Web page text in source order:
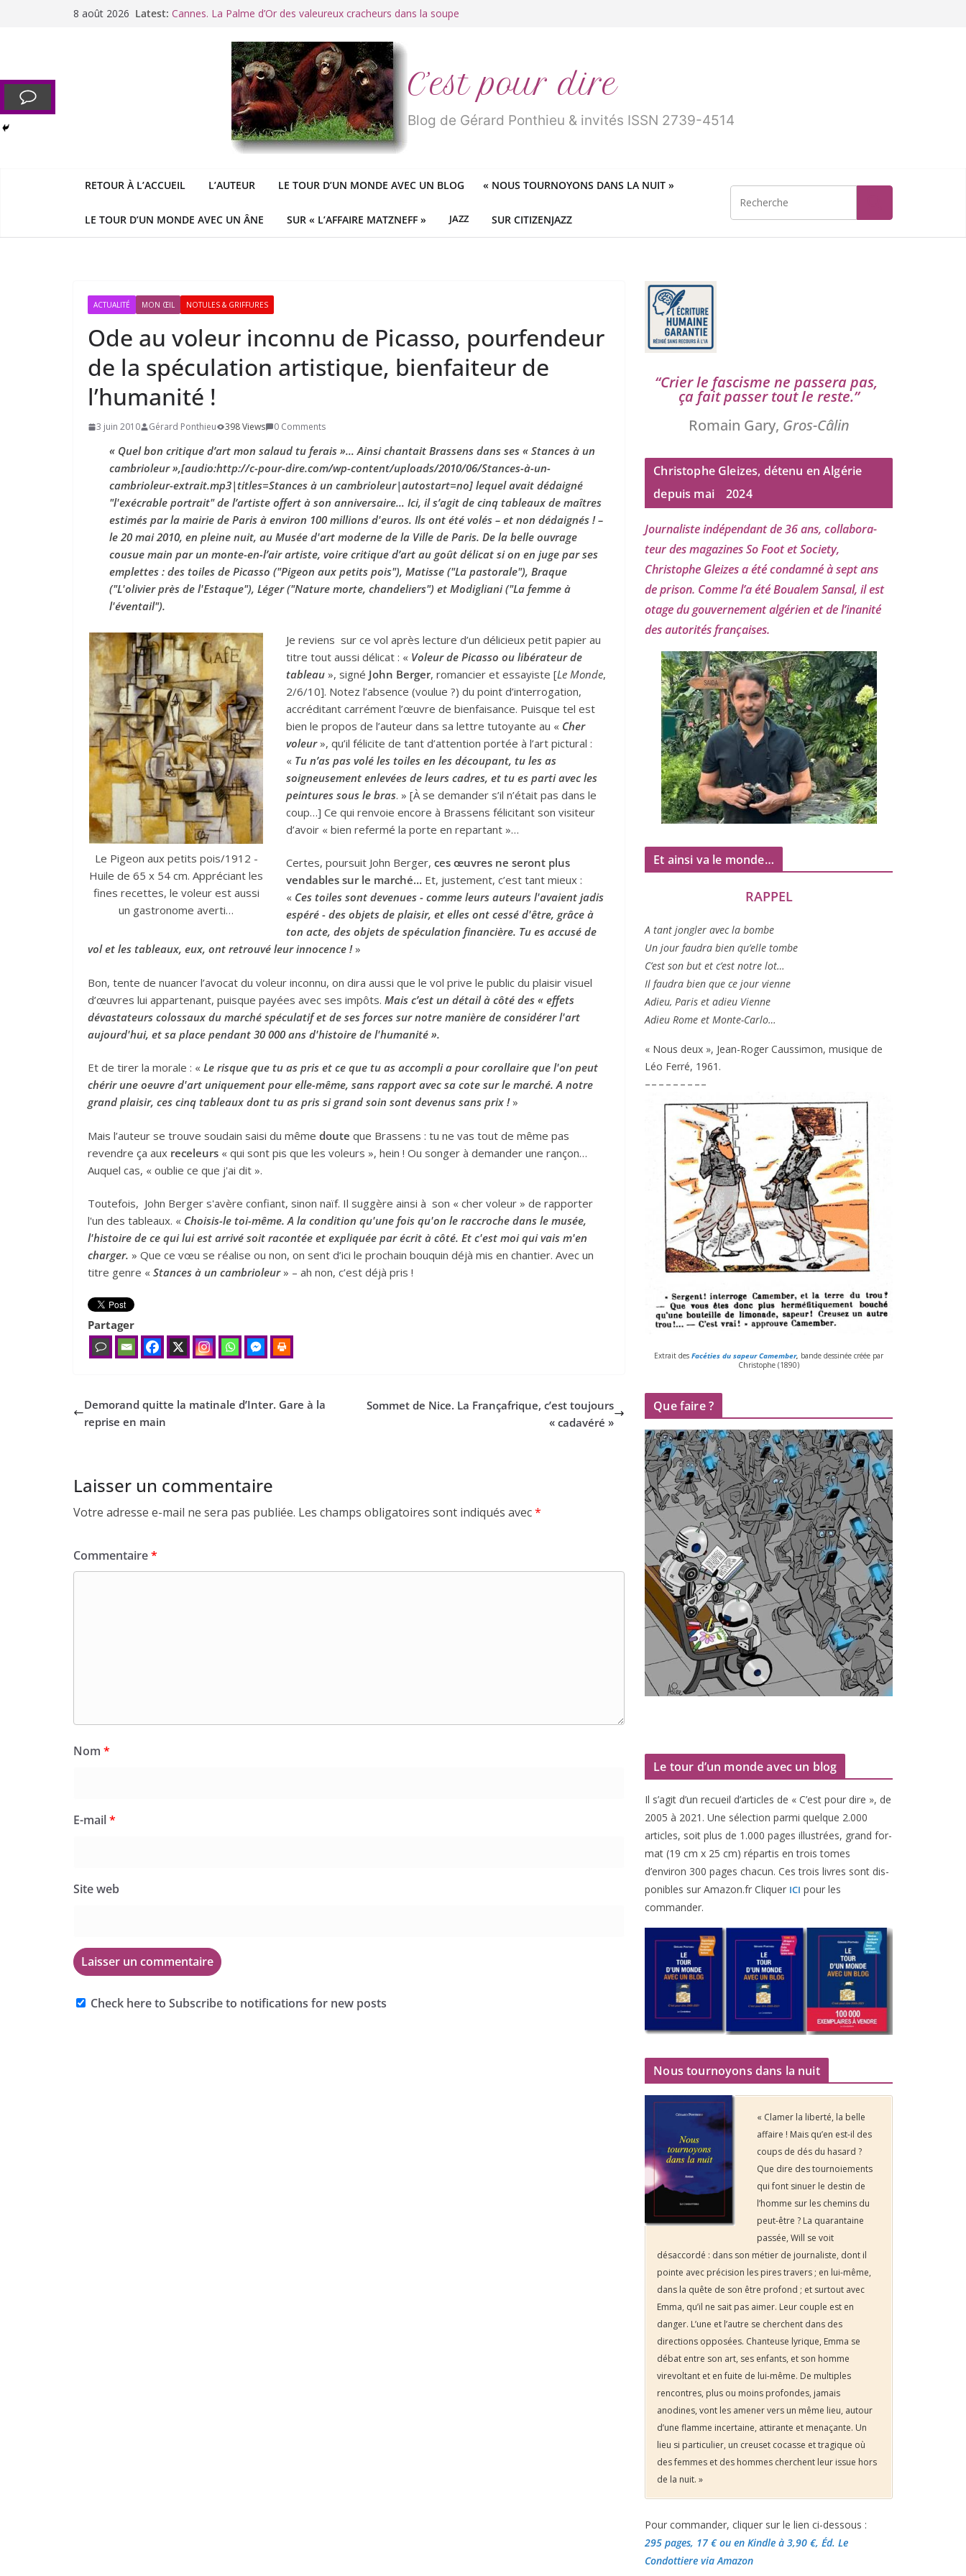
8 août 2026 Latest: Cannes. La Palme d’Or des valeureux cracheurs dans la soupe
Racisme. Moi, Picard-Marseillais traité de « blanc de merde » !
George : « Le meilleur des mondes » ou «
Le patriarcat », bouc émissaire des féministes idéologiquesC’est pour dire
Blog de Gérard Ponthieu & invités ISSN 2739-4514
RETOUR À L’ACCUEIL L’AUTEUR LE TOUR D’UN MONDE AVEC UN BLOG « NOUS TOURNOYONS DANS LA NUIT »
LE TOUR D’UN MONDE AVEC UN ÂNE SUR « L’AFFAIRE MATZNEFF » JAZZ SUR CITIZENJAZZ
ACTUALITÉ MON ŒIL NOTULES & GRIFFURES
Ode au voleur inconnu de Picasso, pourfendeur
de la spéculation artistique, bienfaiteur de
l’humanité !
3 juin 2010 Gérard Ponthieu 398 Views 0 Comments
« Quel bon critique d’art mon salaud tu ferais »… Ainsi chantait Brassens dans ses « Stances à un
cambrioleur»,[audio:http://c-pour-dire.com/wp-content/uploads/2010/06/Stances-à-un-
cambrioleur-extrait.mp3|titles=Stances à un cambrioleur|autostart=no] lequel avait dédaigné
"l'exécrable portrait" de l’artiste offert à son anniversaire… Ici, il s’agit de cinq tableaux de maîtres
estimés par la mairie de Paris à environ 100 millions d'euros. Ils ont été volés – et non dédaignés ! –
le 20 mai 2010, en pleine nuit, au Musée d'art moderne de la Ville de Paris. De la belle ouvrage
cousue main par un monte-en-l’air artiste, voire critique d’art au goût délicat si on en juge par ses
emplettes : des toiles de Picasso ("Pigeon aux petits pois"), Matisse ("La pastorale"), Braque
("L'olivier près de l'Estaque"), Léger ("Nature morte, chandeliers") et Modigliani ("La femme à
l'éventail").
Le Pigeon aux petits pois/1912 -
Huile de 65 x 54 cm. Appréciant les
fines recettes, le voleur est aussi
un gastronome averti…
Je reviens sur ce vol après lecture d’un délicieux petit papier au
titre tout aussi délicat : « Voleur de Picasso ou libérateur de
tableau », signé John Berger, romancier et essayiste [Le Monde,
2/6/10]. Notez l’absence (voulue ?) du point d’interrogation,
accréditant carrément l’œuvre de bienfaisance. Puisque tel est
bien le propos de l’auteur dans sa lettre tutoyante au « Cher
voleur», qu’il félicite de tant d’attention portée à l’art pictural :
« Tu n’as pas volé les toiles en les découpant, tu les as
soigneusement enlevées de leurs cadres, et tu es parti avec les
peintures sous le bras. » [À se demander s’il n’était pas dans le
coup…] Ce qui renvoie encore à Brassens félicitant son visiteur
d’avoir « bien refermé la porte en repartant »…
Certes, poursuit John Berger, ces œuvres ne seront plus
vendables sur le marché… Et, justement, c’est tant mieux :
« Ces toiles sont devenues - comme leurs auteurs l'avaient jadis
espéré - des objets de plaisir, et elles ont cessé d'être, grâce à
ton acte, des objets de spéculation financière. Tu es accusé de
vol et les tableaux, eux, ont retrouvé leur innocence !»
Bon, tente de nuancer l’avocat du voleur inconnu, on dira aussi que le vol prive le public du plaisir visuel
d’œuvres lui appartenant, puisque payées avec ses impôts. Mais c’est un détail à côté des « effets
dévastateurs colossaux du marché spéculatif et de ses forces sur notre manière de considérer l'art
aujourd'hui, et sa place pendant 30 000 ans d'histoire de l'humanité ».
Et de tirer la morale : « Le risque que tu as pris et ce que tu as accompli a pour corollaire que l'on peut
chérir une oeuvre d'art uniquement pour elle-même, sans rapport avec sa cote sur le marché. A notre
grand plaisir, ces cinq tableaux dont tu as pris si grand soin sont devenus sans prix ! »
Mais l’auteur se trouve soudain saisi du même doute que Brassens : tu ne vas tout de même pas
revendre ça aux receleurs « qui sont pis que les voleurs », hein ! Ou songer à demander une rançon…
Auquel cas, « oublie ce que j'ai dit ».
Toutefois, John Berger s'avère confiant, sinon naïf. Il suggère ainsi à son « cher voleur » de rapporter
l'un des tableaux. « Choisis-le toi-même. A la condition qu'une fois qu'on le raccroche dans le musée,
l'histoire de ce qui lui est arrivé soit racontée et expliquée par écrit à côté. Et c'est moi qui vais m'en
charger. » Que ce vœu se réalise ou non, on sent d’ici le prochain bouquin déjà mis en chantier. Avec un
titre genre « Stances à un cambrioleur» – ah non, c’est déjà pris !
Partager
Demorand quitte la matinale d’Inter. Gare à la
reprise en main
Sommet de Nice. La Françafrique, c’est toujours
« cadavéré »
Laisser un commentaire
Votre adresse e-mail ne sera pas publiée. Les champs obligatoires sont indiqués avec*
Commentaire*
Nom *
E-mail*
Site web
Check here to Subscribe to notifications for new posts
“Crier le fas­cisme ne pas­se­ra pas,
ça fait pas­ser tout le reste.”
Romain Gary, Gros-Câlin
Christophe Gleizes, détenu en Algérie
depuis mai
2024
Journaliste indé­pen­dant de36ans, col­la­bo­ra­
teur des maga­zines So Foot et Society,
Christophe Gleizesa été condam­né à sept ans
de pri­son. Comme l’a été Boualem Sansal, il est
otage du gou­ver­ne­ment algé­rien et de l’i­na­ni­té
des auto­ri­tés françaises.
Et ainsi va le monde…
RAPPEL
A tant jon­gler avec la bombe
Un jour fau­dra bien qu’elle tombe
C’est son but et c’est notre lot…
Il fau­dra bien que ce jour vienne
Adieu, Paris et adieu Vienne
Adieu Rome et Monte-Carlo…
« Nous deux », Jean-Roger Caussimon, musique de
Léo Ferré, 1961 .
– – – – – – – – –
Extrait des Facéties du sapeur Camember, bande des­si­née créée par
Christophe (1890)
Que faire ?
Le tour d’un monde avec un blog
Il s’agit d’un recueil d’ar­ticles de « C’est pour dire », de
2005 à 2021 . Une sélec­tion par­mi quelque 2.000
articles, soit plus de 1 .000 pages illus­trées, grand for­
mat (19 cm x 25 cm) répar­tis en trois tomes
d’environ 300 pages cha­cun. Ces trois livres sont dis­
po­nibles sur Amazon​.fr Cliquer ICI pour les
commander.
Nous tournoyons dans la nuit
« Clamer la liberté, la belle
affaire ! Mais qu’en est-il des
coups de dés du hasard ?
Que dire des tournoiements
qui font sinuer le destin de
l’homme sur les chemins du
peut-être ? La quarantaine
passée, Will se voit
désaccordé : dans son métier de journaliste, dont il
pointe avec précision les pires travers ; en lui-même,
dans la quête de son être profond ; et surtout avec
Emma, qu’il ne sait pas aimer. Leur couple est en
danger. L’une et l’autre se cherchent dans des
directions opposées. Chanteuse lyrique, Emma se
débat entre son art, ses enfants, et son homme
virevoltant et en fuite de lui-même. De multiples
rencontres, plus ou moins profondes, jamais
anodines, vont les amener vers un même lieu, autour
d’une flamme incertaine, attirante et menaçante. Un
lieu si particulier, un creuset cocasse et tragique où
des femmes et des hommes cherchent leur issue hors
de la nuit. »
Pour commander, cliquer sur le lien ci-dessous :
295 pages, 17 €ou en Kindle à 3,90 €, Éd. Le
Condottiere via Amazon